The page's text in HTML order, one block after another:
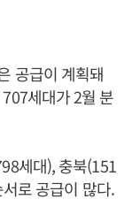
공급이 계획돼
세대가 2월 분
세대), 충북(151
로 공급이 많다.